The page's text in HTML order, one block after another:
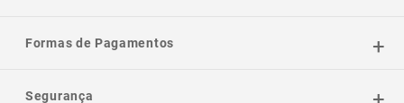
Formas de Pagamentos
Segurança